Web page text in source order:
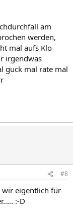
am
werden,
mal aufs Klo
irgendwas
guck mal rate mal
#8
wir eigentlich für
:-D